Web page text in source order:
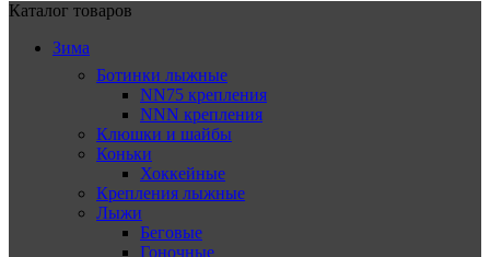
Каталог товаров
Зима
Ботинки лыжные
NN75 крепления
NNN крепления
Клюшки и шайбы
Коньки
Хоккейные
Крепления лыжные
Лыжи
Беговые
Гоночные